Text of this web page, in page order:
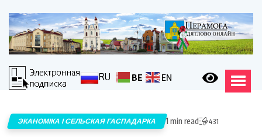
RU BE EN
ЭКАНОМІКА І СЕЛЬСКАЯ ГАСПАДАРКА 1 min read 431